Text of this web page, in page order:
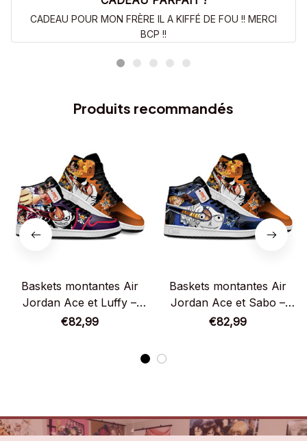
CADEAU POUR MON FRÈRE IL A KIFFÉ DE FOU !! MERCI
BCP !!
Produits recommandés
Baskets montantes Air
Jordan Ace et Luffy –
Chaussures montantes
€82,99
Baskets montantes Air
Jordan Ace et Sabo –
Chaussures montantes
€82,99